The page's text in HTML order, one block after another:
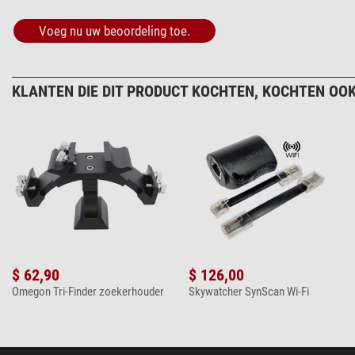
Voeg nu uw beoordeling toe.
KLANTEN DIE DIT PRODUCT KOCHTEN, KOCHTEN
$ 62,90
Omegon Tri-Finder zoekerhouder
$ 126,00
Skywatcher SynScan Wi-Fi